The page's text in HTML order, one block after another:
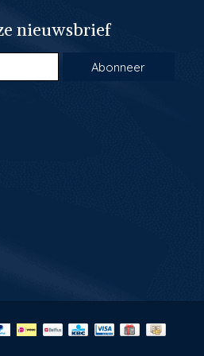
nieuwsbrief
Abonneer